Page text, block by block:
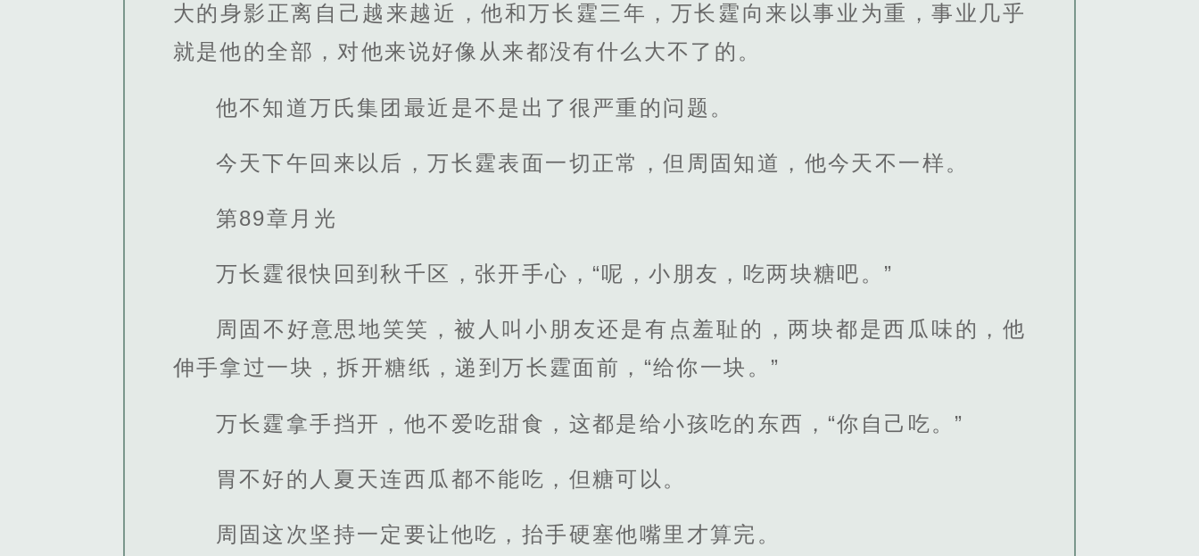
大的身影正离自己越来越近，他和万长霆三年，万长霆向来以事业为重，事业几乎
就是他的全部，对他来说好像从来都没有什么大不了的。
他不知道万氏集团最近是不是出了很严重的问题。
今天下午回来以后，万长霆表面一切正常，但周固知道，他今天不一样。
第89章月光
万长霆很快回到秋千区，张开手心，“呢，小朋友，吃两块糖吧。”
周固不好意思地笑笑，被人叫小朋友还是有点羞耻的，两块都是西瓜味的，他
伸手拿过一块，拆开糖纸，递到万长霆面前，“给你一块。”
万长霆拿手挡开，他不爱吃甜食，这都是给小孩吃的东西，“你自己吃。”
胃不好的人夏天连西瓜都不能吃，但糖可以。
周固这次坚持一定要让他吃，抬手硬塞他嘴里才算完。